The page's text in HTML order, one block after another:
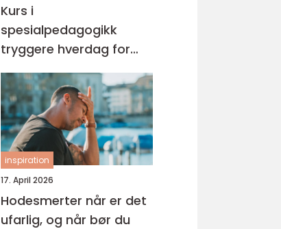
Kurs i
spesialpedagogikk
tryggere hverdag for
barn med ekstra behov
inspiration
17. April 2026
Hodesmerter når er det
ufarlig, og når bør du